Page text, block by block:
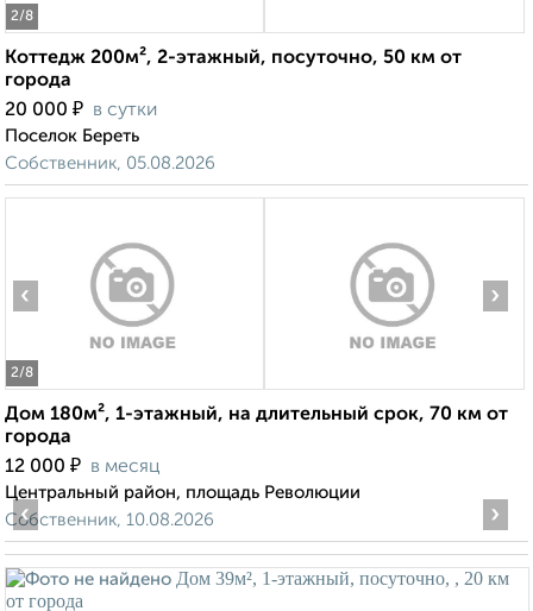
2/8
Коттедж 200м², 2-этажный, посуточно, 50 км от
города
20 000 ₽ в сутки
Поселок Береть
Собственник, 05.08.2026
2/8
‹ ›
Дом 180м², 1-этажный, на длительный срок, 70 км от
города
12 000 ₽ в месяц
Центральный район, площадь Революции
Собственник, 10.08.2026
‹ ›